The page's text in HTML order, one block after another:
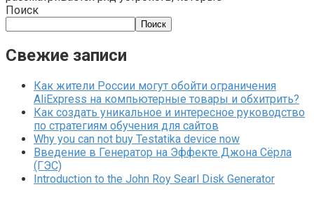
Поиск
Поиск
Свежие записи
Как жители России могут обойти ограничения
AliExpress на компьютерные товары и обхитрить?
Как создать уникальное и интересное руководство
по стратегиям обучения для сайтов
Why you can not buy Testatika device now
Введение в Генератор на Эффекте Джона Сёрла
(ГЭС)
Introduction to the John Roy Searl Disk Generator